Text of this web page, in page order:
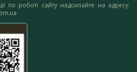
по роботі сайту надсилайте на адресу: